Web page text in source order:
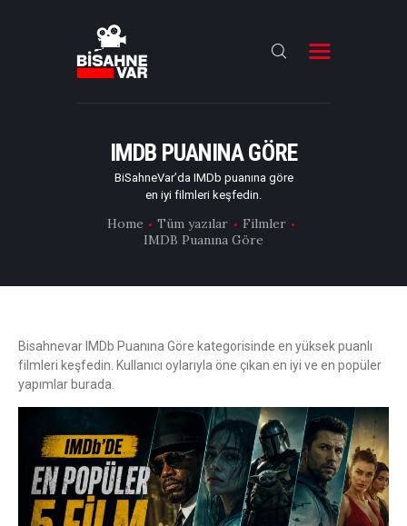
IMDB PUANINA GÖRE
BiSahneVar’da IMDb puanına göre
en iyi filmleri keşfedin.
Home Tüm yazılar
Filmler
IMDB Puanına Göre
FILMLER
DIZILER
DAHA FAZLASI
Bisahnevar IMDb Puanına Göre kategorisinde en yüksek puanlı
filmleri keşfedin. Kullanıcı oylarıyla öne çıkan en iyi ve en popüler
yapımlar burada.